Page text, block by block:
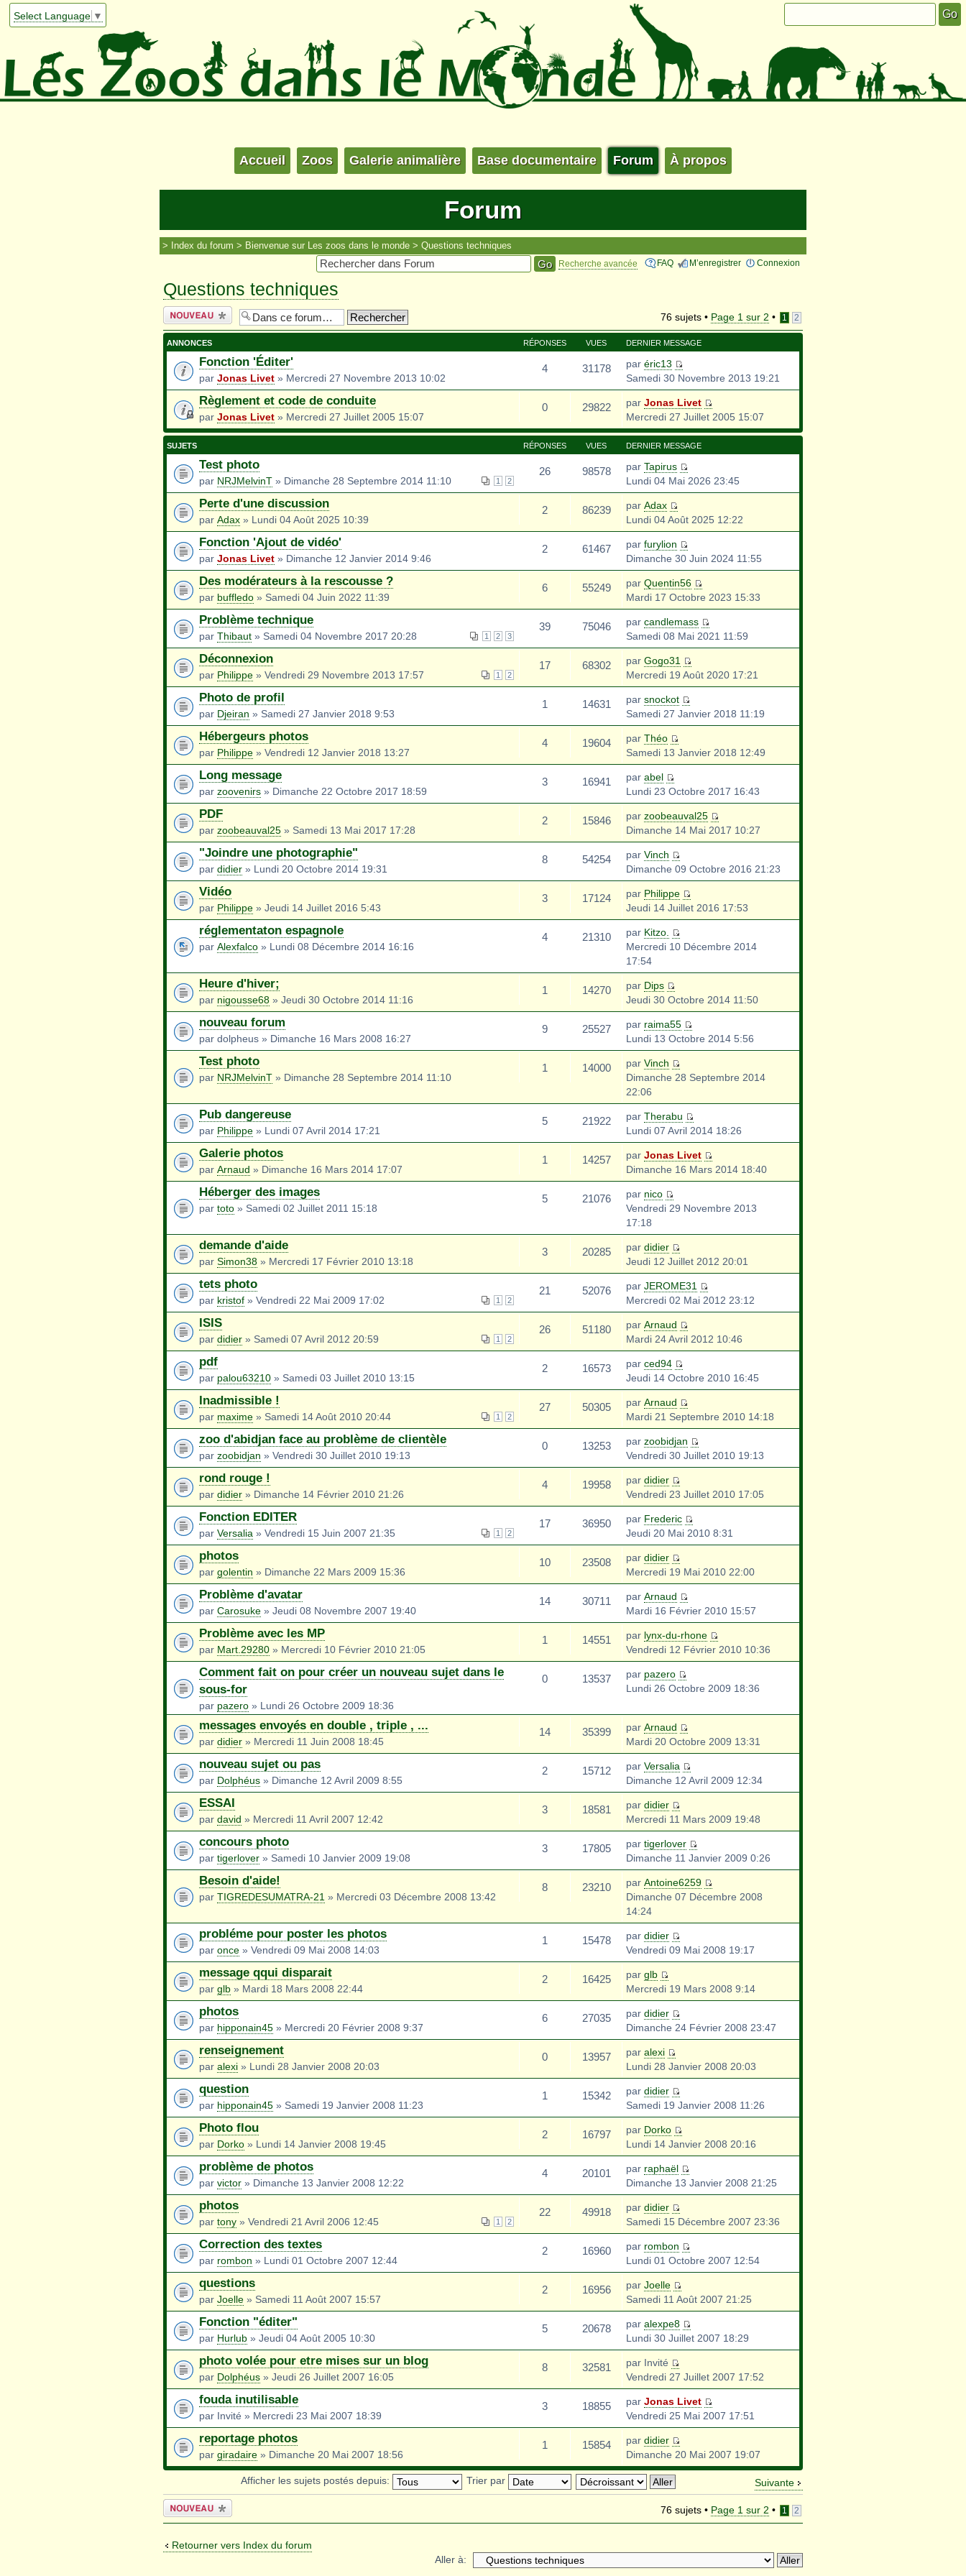
Select Language ▼
Accueil Zoos Galerie animalière Base documentaire Forum À propos
Forum
Index du forum Bienvenue sur Les zoos dans le monde Questions techniques
FAQ M’enregistrer Connexion
Recherche avancée
Questions techniques
Écrire un
nouveau sujet
76 sujets • Page 1 sur 2 • 1 2
ANNONCES RÉPONSES VUES DERNIER MESSAGE
Fonction 'Éditer'
par Jonas Livet » Mercredi 27 Novembre 2013 10:02
4 31178 par éric13
Samedi 30 Novembre 2013 19:21
Règlement et code de conduite
par Jonas Livet » Mercredi 27 Juillet 2005 15:07
0 29822 par Jonas Livet
Mercredi 27 Juillet 2005 15:07
SUJETS RÉPONSES VUES DERNIER MESSAGE
Test photo
1 2
par NRJMelvinT » Dimanche 28 Septembre 2014 11:10
26 98578 par Tapirus
Lundi 04 Mai 2026 23:45
Perte d'une discussion
par Adax » Lundi 04 Août 2025 10:39
2 86239 par Adax
Lundi 04 Août 2025 12:22
Fonction 'Ajout de vidéo'
par Jonas Livet » Dimanche 12 Janvier 2014 9:46
2 61467 par furylion
Dimanche 30 Juin 2024 11:55
Des modérateurs à la rescousse ?
par buffledo » Samedi 04 Juin 2022 11:39
6 55249 par Quentin56
Mardi 17 Octobre 2023 15:33
Problème technique
1 2 3
par Thibaut » Samedi 04 Novembre 2017 20:28
39 75046 par candlemass
Samedi 08 Mai 2021 11:59
Déconnexion
1 2
par Philippe » Vendredi 29 Novembre 2013 17:57
17 68302 par Gogo31
Mercredi 19 Août 2020 17:21
Photo de profil
par Djeiran » Samedi 27 Janvier 2018 9:53
1 14631 par snockot
Samedi 27 Janvier 2018 11:19
Hébergeurs photos
par Philippe » Vendredi 12 Janvier 2018 13:27
4 19604 par Théo
Samedi 13 Janvier 2018 12:49
Long message
par zoovenirs » Dimanche 22 Octobre 2017 18:59
3 16941 par abel
Lundi 23 Octobre 2017 16:43
PDF
par zoobeauval25 » Samedi 13 Mai 2017 17:28
2 15846 par zoobeauval25
Dimanche 14 Mai 2017 10:27
"Joindre une photographie"
par didier » Lundi 20 Octobre 2014 19:31
8 54254 par Vinch
Dimanche 09 Octobre 2016 21:23
Vidéo
par Philippe » Jeudi 14 Juillet 2016 5:43
3 17124 par Philippe
Jeudi 14 Juillet 2016 17:53
réglementaton espagnole
par Alexfalco » Lundi 08 Décembre 2014 16:16
4 21310 par Kitzo.
Mercredi 10 Décembre 2014
17:54
Heure d'hiver;
par nigousse68 » Jeudi 30 Octobre 2014 11:16
1 14270 par Dips
Jeudi 30 Octobre 2014 11:50
nouveau forum
par dolpheus » Dimanche 16 Mars 2008 16:27
9 25527 par raima55
Lundi 13 Octobre 2014 5:56
Test photo
par NRJMelvinT » Dimanche 28 Septembre 2014 11:10
1 14000 par Vinch
Dimanche 28 Septembre 2014
22:06
Pub dangereuse
par Philippe » Lundi 07 Avril 2014 17:21
5 21922 par Therabu
Lundi 07 Avril 2014 18:26
Galerie photos
par Arnaud » Dimanche 16 Mars 2014 17:07
1 14257 par Jonas Livet
Dimanche 16 Mars 2014 18:40
Héberger des images
par toto » Samedi 02 Juillet 2011 15:18
5 21076 par nico
Vendredi 29 Novembre 2013
17:18
demande d'aide
par Simon38 » Mercredi 17 Février 2010 13:18
3 20285 par didier
Jeudi 12 Juillet 2012 20:01
tets photo
1 2
par kristof » Vendredi 22 Mai 2009 17:02
21 52076 par JEROME31
Mercredi 02 Mai 2012 23:12
ISIS
1 2
par didier » Samedi 07 Avril 2012 20:59
26 51180 par Arnaud
Mardi 24 Avril 2012 10:46
pdf
par palou63210 » Samedi 03 Juillet 2010 13:15
2 16573 par ced94
Jeudi 14 Octobre 2010 16:45
Inadmissible !
1 2
par maxime » Samedi 14 Août 2010 20:44
27 50305 par Arnaud
Mardi 21 Septembre 2010 14:18
zoo d'abidjan face au problème de clientèle
par zoobidjan » Vendredi 30 Juillet 2010 19:13
0 13253 par zoobidjan
Vendredi 30 Juillet 2010 19:13
rond rouge !
par didier » Dimanche 14 Février 2010 21:26
4 19958 par didier
Vendredi 23 Juillet 2010 17:05
Fonction EDITER
1 2
par Versalia » Vendredi 15 Juin 2007 21:35
17 36950 par Frederic
Jeudi 20 Mai 2010 8:31
photos
par golentin » Dimanche 22 Mars 2009 15:36
10 23508 par didier
Mercredi 19 Mai 2010 22:00
Problème d'avatar
par Carosuke » Jeudi 08 Novembre 2007 19:40
14 30711 par Arnaud
Mardi 16 Février 2010 15:57
Problème avec les MP
par Mart.29280 » Mercredi 10 Février 2010 21:05
1 14551 par lynx-du-rhone
Vendredi 12 Février 2010 10:36
Comment fait on pour créer un nouveau sujet dans le
sous-for
par pazero » Lundi 26 Octobre 2009 18:36
0 13537 par pazero
Lundi 26 Octobre 2009 18:36
messages envoyés en double , triple , ...
par didier » Mercredi 11 Juin 2008 18:45
14 35399 par Arnaud
Mardi 20 Octobre 2009 13:31
nouveau sujet ou pas
par Dolphéus » Dimanche 12 Avril 2009 8:55
2 15712 par Versalia
Dimanche 12 Avril 2009 12:34
ESSAI
par david » Mercredi 11 Avril 2007 12:42
3 18581 par didier
Mercredi 11 Mars 2009 19:48
concours photo
par tigerlover » Samedi 10 Janvier 2009 19:08
3 17805 par tigerlover
Dimanche 11 Janvier 2009 0:26
Besoin d'aide!
par TIGREDESUMATRA-21 » Mercredi 03 Décembre 2008 13:42
8 23210 par Antoine6259
Dimanche 07 Décembre 2008
14:24
probléme pour poster les photos
par once » Vendredi 09 Mai 2008 14:03
1 15478 par didier
Vendredi 09 Mai 2008 19:17
message qqui disparait
par glb » Mardi 18 Mars 2008 22:44
2 16425 par glb
Mercredi 19 Mars 2008 9:14
photos
par hipponain45 » Mercredi 20 Février 2008 9:37
6 27035 par didier
Dimanche 24 Février 2008 23:47
renseignement
par alexi » Lundi 28 Janvier 2008 20:03
0 13957 par alexi
Lundi 28 Janvier 2008 20:03
question
par hipponain45 » Samedi 19 Janvier 2008 11:23
1 15342 par didier
Samedi 19 Janvier 2008 11:26
Photo flou
par Dorko » Lundi 14 Janvier 2008 19:45
2 16797 par Dorko
Lundi 14 Janvier 2008 20:16
problème de photos
par victor » Dimanche 13 Janvier 2008 12:22
4 20101 par raphaël
Dimanche 13 Janvier 2008 21:25
photos
1 2
par tony » Vendredi 21 Avril 2006 12:45
22 49918 par didier
Samedi 15 Décembre 2007 23:36
Correction des textes
par rombon » Lundi 01 Octobre 2007 12:44
2 16960 par rombon
Lundi 01 Octobre 2007 12:54
questions
par Joelle » Samedi 11 Août 2007 15:57
2 16956 par Joelle
Samedi 11 Août 2007 21:25
Fonction "éditer"
par Hurlub » Jeudi 04 Août 2005 10:30
5 20678 par alexpe8
Lundi 30 Juillet 2007 18:29
photo volée pour etre mises sur un blog
par Dolphéus » Jeudi 26 Juillet 2007 16:05
8 32581
par Invité
Vendredi 27 Juillet 2007 17:52
fouda inutilisable
par Invité » Mercredi 23 Mai 2007 18:39
3 18855 par Jonas Livet
Vendredi 25 Mai 2007 17:51
reportage photos
par giradaire » Dimanche 20 Mai 2007 18:56
1 15854 par didier
Dimanche 20 Mai 2007 19:07
Suivante
Afficher les sujets postés depuis: Trier par
Écrire un
nouveau sujet
76 sujets • Page 1 sur 2 • 1 2
Retourner vers Index du forum
Aller à: